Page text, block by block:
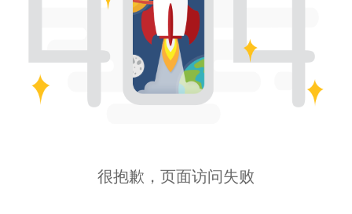
很抱歉，页面访问失败